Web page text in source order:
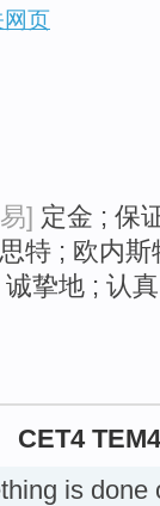
页
] 定金 ; 保
特 ; 欧内斯
挚地 ; 认
CET4
is